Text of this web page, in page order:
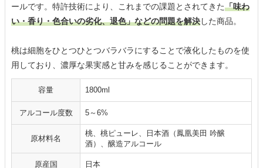
ールです。特許技術により、これまでの課題とされてきた「味わ
い・香り・色合いの劣化、退色」などの問題を解決した商品。
桃は細胞をひとつひとつバラバラにすることで液化したものを使
用しており、濃厚な果実感と甘みを感じることができます。
容量 1800ml
アルコール度数 5～6%
原材料名
桃、桃ピューレ、日本酒（鳳凰美田 吟醸
酒）、醸造アルコール
原産国 日本